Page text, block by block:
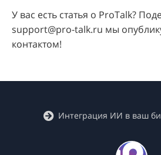
У вас есть статья о ProTalk?
support@pro-talk.ru мы
контактом!
Интеграция ИИ в ваш